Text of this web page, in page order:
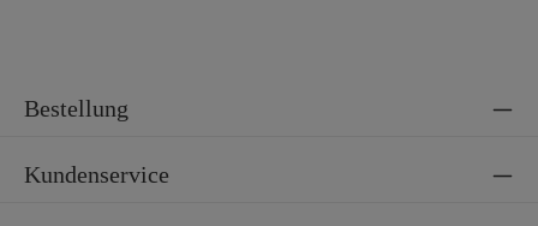
Bestellung
Kundenservice